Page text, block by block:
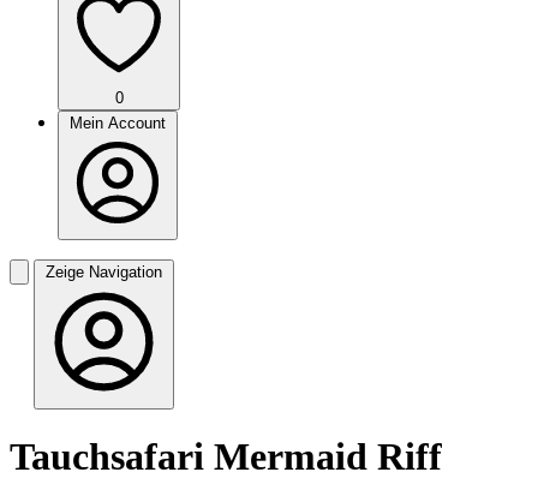
0
Mein Account
Zeige Navigation
Tauchsafari Mermaid Riff